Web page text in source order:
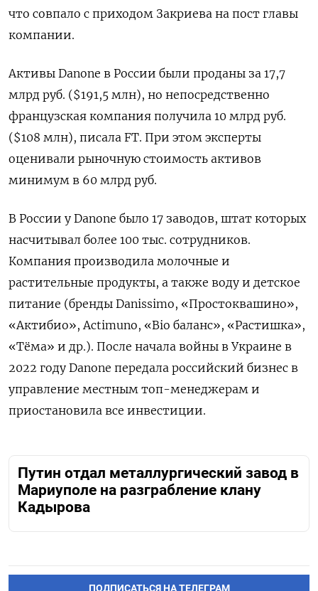
что совпало с приходом Закриева на пост главы
компании.
Активы Danone в России были проданы за 17,7
млрд руб. ($191,5 млн), но непосредственно
французская компания получила 10 млрд руб.
($108 млн), писала FT. При этом эксперты
оценивали рыночную стоимость активов
минимум в 60 млрд руб.
В России у Danone было 17 заводов, штат которых
насчитывал более 100 тыс. сотрудников.
Компания производила молочные и
растительные продукты, а также воду и детское
питание (бренды Danissimo, «Простоквашино»,
«Актибио», Actimuno, «Bio баланс», «Растишка»,
«Тёма» и др.). После начала войны в Украине в
2022 году Danone передала российский бизнес в
управление местным топ-менеджерам и
приостановила все инвестиции.
Путин отдал металлургический завод в
Мариуполе на разграбление клану
Кадырова